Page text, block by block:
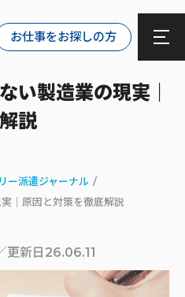
お仕事をお探しの方
い製造業の現実｜
説
ー派遣ジャーナル
｜原因と対策を徹底解説
更新日26.06.11